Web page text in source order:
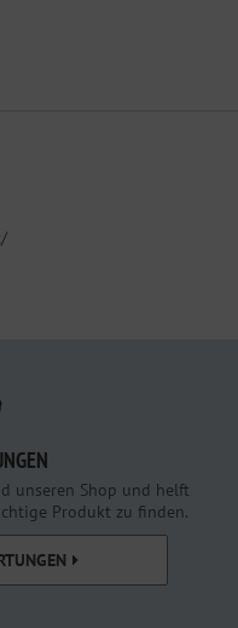
unseren Shop und helft
Produkt zu finden.